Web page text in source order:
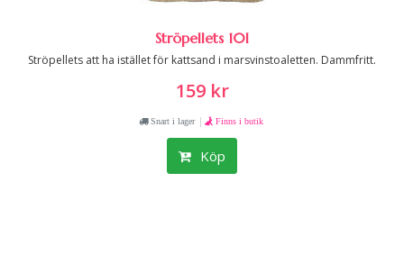
Ströpellets 10l
Ströpellets att ha istället för kattsand i marsvinstoaletten. Dammfritt.
159 kr
Snart i lager | Finns i butik
Köp